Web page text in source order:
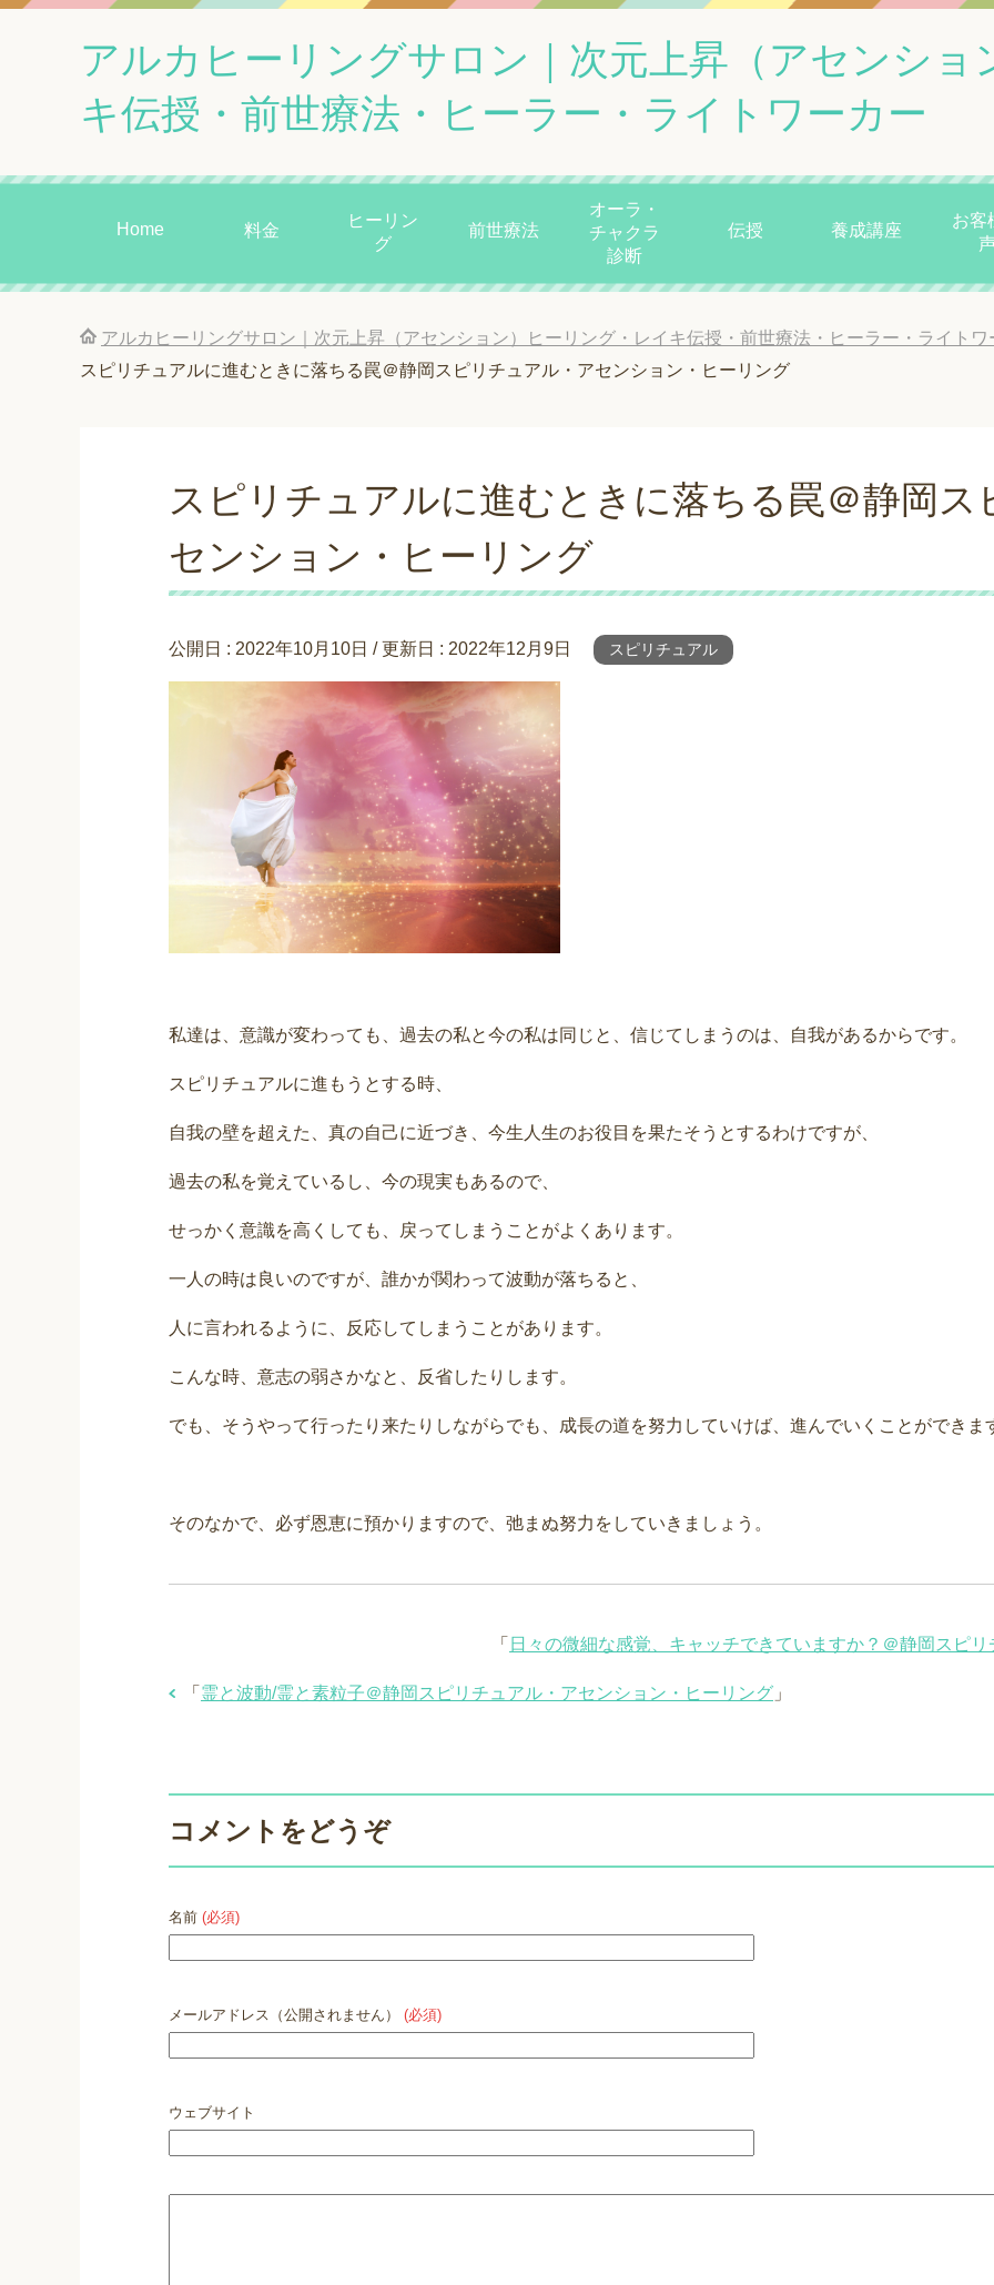
アルカヒーリングサロン｜次元上昇（アセンショ
キ伝授・前世療法・ヒーラー・ライトワーカー
Home 料金
ヒーリン
グ
前世療法
オーラ・
チャクラ
診断
伝授 養成講座
お客
アルカヒーリングサロン｜次元上昇（アセンション）ヒーリング・レイキ伝授・前世療法・ヒーラー・ライトワ
スピリチュアルに進むときに落ちる罠＠静岡スピリチュアル・アセンション・ヒーリング
スピリチュアルに進むときに落ちる罠＠静岡
センション・ヒーリング
公開日 : 2022年10月10日 / 更新日 : 2022年12月9日 スピリチュアル
私達は、意識が変わっても、過去の私と今の私は同じと、信じてしまうのは、自我があるからです。
スピリチュアルに進もうとする時、
自我の壁を超えた、真の自己に近づき、今生人生のお役目を果たそうとするわけですが、
過去の私を覚えているし、今の現実もあるので、
せっかく意識を高くしても、戻ってしまうことがよくあります。
一人の時は良いのですが、誰かが関わって波動が落ちると、
人に言われるように、反応してしまうことがあります。
こんな時、意志の弱さかなと、反省したりします。
でも、そうやって行ったり来たりしながらでも、成長の道を努力していけば、進んでいくことができま
そのなかで、必ず恩恵に預かりますので、弛まぬ努力をしていきましょう。
「 日々の微細な感覚、キャッチできていますか？＠静岡スピ
「 霊と波動/霊と素粒子＠静岡スピリチュアル・アセンション・ヒーリング 」
コメントをどうぞ
名前 (必須)
メールアドレス（公開されません） (必須)
ウェブサイト